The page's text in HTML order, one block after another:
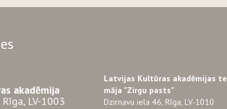
akadēmija
LV-1003
Latvijas Kultūras akadēmijas
māja "Zirgu pasts"
Dzirnavu iela 46, Rīga, LV-1010